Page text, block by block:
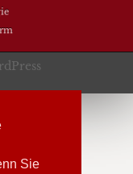
Sie